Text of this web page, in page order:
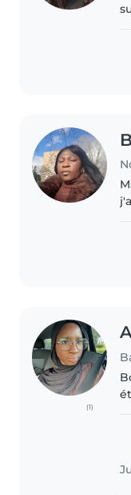
(1)